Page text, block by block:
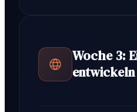
Woche 3:
entwickeln